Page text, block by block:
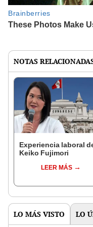
NOTAS
Experiencia laboral
Keiko Fujimori
LEER MÁS
LO MÁS VISTO LO